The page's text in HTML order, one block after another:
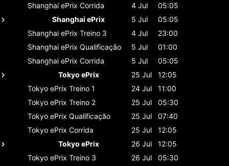
Shanghai ePrix Corrida 4 Jul
05:05
Shanghai ePrix
5 Jul
05:05
Shanghai ePrix Treino 3 4 Jul
23:00
Shanghai ePrix Qualificação 5 Jul
01:00
Shanghai ePrix Corrida 5 Jul
05:05
Tokyo ePrix
25 Jul
12:05
Tokyo ePrix Treino 1 24 Jul
11:00
Tokyo ePrix Treino 2 25 Jul
05:30
Tokyo ePrix Qualificação 25 Jul
07:40
Tokyo ePrix Corrida 25 Jul
12:05
Tokyo ePrix
26 Jul
12:05
Tokyo ePrix Treino 3 26 Jul
05:30